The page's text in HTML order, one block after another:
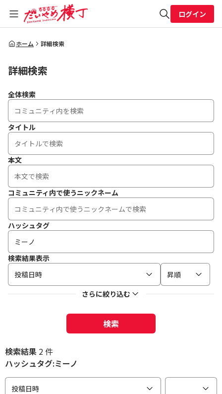
全体検索
ログイン
ホーム 詳細検索
詳細検索
全体検索
タイトル
本文
コミュニティ内で使うニックネーム
ハッシュタグ
検索結果表示
投稿日時
昇順
さらに絞り込む
検索
検索結果 2 件
ハッシュタグ:ミーノ
投稿日時